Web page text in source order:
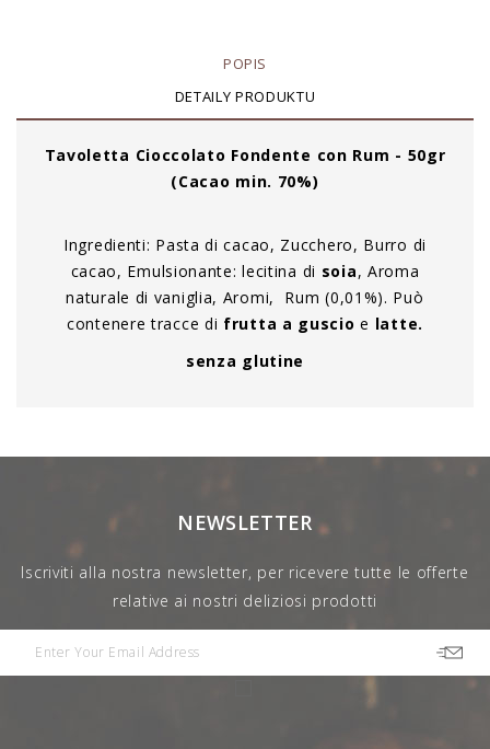
POPIS
DETAILY PRODUKTU
Tavoletta Cioccolato Fondente con Rum - 50gr
(Cacao min. 70%)
Ingredienti: Pasta di cacao, Zucchero, Burro di
cacao, Emulsionante: lecitina di soia, Aroma
naturale di vaniglia, Aromi, Rum (0,01%). Può
contenere tracce di frutta a guscio e latte.
senza glutine
NEWSLETTER
Iscriviti alla nostra newsletter, per ricevere tutte le offerte
relative ai nostri deliziosi prodotti